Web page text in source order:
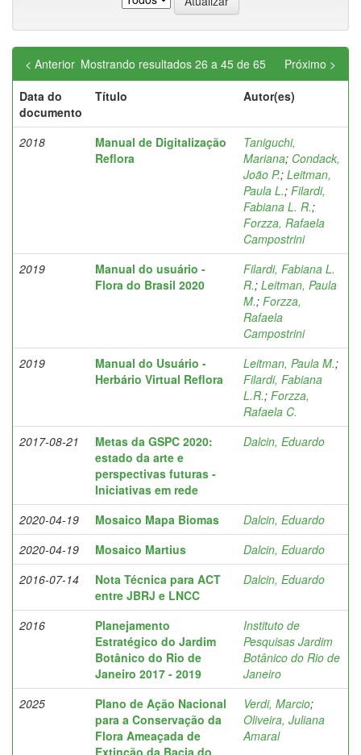
Mostrando resultados 26 a 45 de 65
< Anterior
Próximo >
Data do
documento
Título Autor(es)
2018
Manual de Digitalização
Reflora
Taniguchi,
Mariana; Condack,
João P.; Leitman,
Paula L.; Filardi,
Fabiana L. R.;
Forzza, Rafaela
Campostrini
2019
Manual do usuário -
Flora do Brasil 2020
Filardi, Fabiana L.
R.; Leitman, Paula
M.; Forzza,
Rafaela
Campostrini
2019
Manual do Usuário -
Herbário Virtual Reflora
Leitman, Paula M.;
Filardi, Fabiana
L.R.; Forzza,
Rafaela C.
2017-08-21
Metas da GSPC 2020:
estado da arte e
perspectivas futuras -
Iniciativas em rede
Dalcin, Eduardo
2020-04-19 Mosaico Mapa Biomas
Dalcin, Eduardo
2020-04-19
Mosaico Martius
Dalcin, Eduardo
2016-07-14
Nota Técnica para ACT
entre JBRJ e LNCC
Dalcin, Eduardo
2016
Planejamento
Estratégico do Jardim
Botânico do Rio de
Janeiro 2017 - 2019
Instituto de
Pesquisas Jardim
Botânico do Rio de
Janeiro
2025
Plano de Ação Nacional
para a Conservação da
Flora Ameaçada de
Extinção da Bacia do
Verdi, Marcio;
Oliveira, Juliana
Amaral